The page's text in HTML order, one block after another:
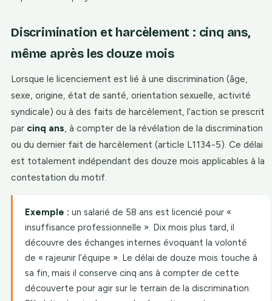
Discrimination et harcèlement : cinq ans,
même après les douze mois
Lorsque le licenciement est lié à une discrimination (âge,
sexe, origine, état de santé, orientation sexuelle, activité
syndicale) ou à des faits de harcèlement, l’action se prescrit
par cinq ans, à compter de la révélation de la discrimination
ou du dernier fait de harcèlement (article L1134-5). Ce délai
est totalement indépendant des douze mois applicables à la
contestation du motif.
Exemple : un salarié de 58 ans est licencié pour «
insuffisance professionnelle ». Dix mois plus tard, il
découvre des échanges internes évoquant la volonté
de « rajeunir l’équipe ». Le délai de douze mois touche à
sa fin, mais il conserve cinq ans à compter de cette
découverte pour agir sur le terrain de la discrimination.